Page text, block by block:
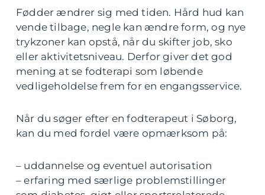
Fødder ændrer sig med tiden. Hård hud kan
vende tilbage, negle kan ændre form, og nye
trykzoner kan opstå, når du skifter job, sko
eller aktivitetsniveau. Derfor giver det god
mening at se fodterapi som løbende
vedligeholdelse frem for en engangsservice.
Når du søger efter en fodterapeut i Søborg,
kan du med fordel være opmærksom på:
– uddannelse og eventuel autorisation
– erfaring med særlige problemstillinger